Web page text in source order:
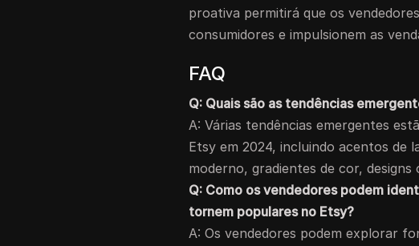
proativa permitirá que os
consumidores e impulsionem as
FAQ
Q: Quais são as tendências
A: Várias tendências emergentes
Etsy em 2024, incluindo acentos de
moderno, gradientes de cor,
Q: Como os vendedores podem
tornem populares no Etsy?
A: Os vendedores podem explorar